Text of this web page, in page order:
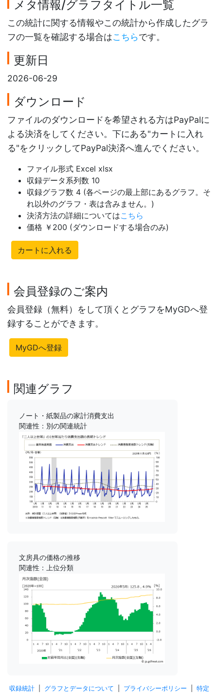
メタ情報/グラフタイトル一覧
この統計に関する情報やこの統計から作成したグラ
フの一覧を確認する場合はこちらです。
更新日
2026-06-29
ダウンロード
ファイルのダウンロードを希望される方はPayPalに
よる決済をしてください。下にある"カートに入れ
る"をクリックしてPayPal決済へ進んでください。
ファイル形式 Excel xlsx
収録データ系列数 10
収録グラフ数 4 (各ページの最上部にあるグラフ。そ
れ以外のグラフ・表は含みません。)
決済方法の詳細についてはこちら
価格 ￥200 (ダウンロードする場合のみ)
カートに入れる
会員登録のご案内
会員登録（無料）をして頂くとグラフをMyGDへ登
録することができます。
MyGDへ登録
関連グラフ
ノート・紙製品の家計消費支出
関連性：別の関連統計
文房具の価格の推移
関連性：上位分類
収録統計| グラフとデータについて プライバシーポリシー 特定